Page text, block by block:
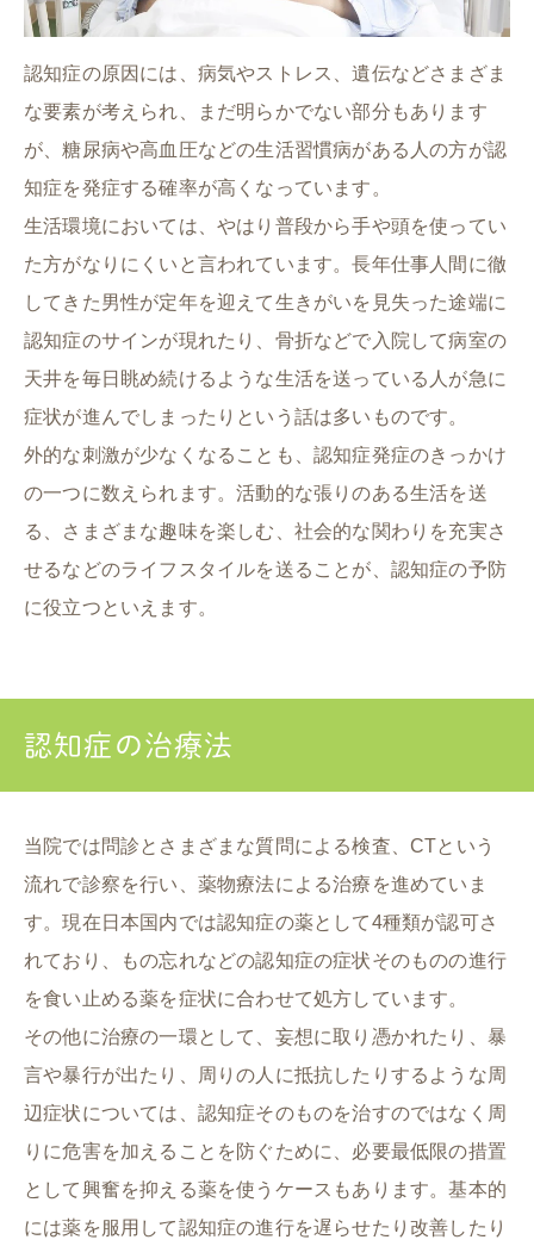
認知症の原因には、病気やストレス、遺伝などさまざま
な要素が考えられ、まだ明らかでない部分もあります
が、糖尿病や高血圧などの生活習慣病がある人の方が認
知症を発症する確率が高くなっています。
生活環境においては、やはり普段から手や頭を使ってい
た方がなりにくいと言われています。長年仕事人間に徹
してきた男性が定年を迎えて生きがいを見失った途端に
認知症のサインが現れたり、骨折などで入院して病室の
天井を毎日眺め続けるような生活を送っている人が急に
症状が進んでしまったりという話は多いものです。
外的な刺激が少なくなることも、認知症発症のきっかけ
の一つに数えられます。活動的な張りのある生活を送
る、さまざまな趣味を楽しむ、社会的な関わりを充実さ
せるなどのライフスタイルを送ることが、認知症の予防
に役立つといえます。
認知症の治療法
当院では問診とさまざまな質問による検査、CTという
流れで診察を行い、薬物療法による治療を進めていま
す。現在日本国内では認知症の薬として4種類が認可さ
れており、もの忘れなどの認知症の症状そのものの進行
を食い止める薬を症状に合わせて処方しています。
その他に治療の一環として、妄想に取り憑かれたり、暴
言や暴行が出たり、周りの人に抵抗したりするような周
辺症状については、認知症そのものを治すのではなく周
りに危害を加えることを防ぐために、必要最低限の措置
として興奮を抑える薬を使うケースもあります。基本的
には薬を服用して認知症の進行を遅らせたり改善したり